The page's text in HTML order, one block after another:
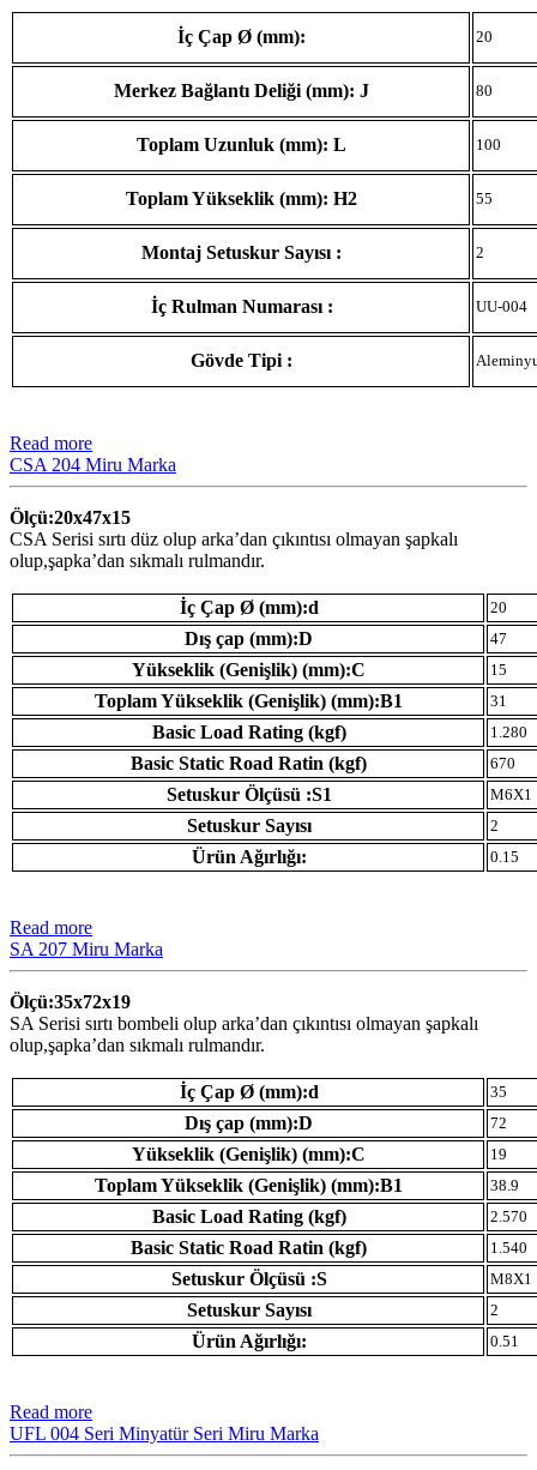
İç Çap Ø (mm): 20
Merkez Bağlantı Deliği (mm): J 80
Toplam Uzunluk (mm): L 100
Toplam Yükseklik (mm): H2 55
Montaj Setuskur Sayısı : 2
İç Rulman Numarası : UU-004
Gövde Tipi :
Read more
CSA 204 Miru Marka
Ölçü:20x47x15
CSA Serisi sırtı düz olup arka’dan çıkıntısı olmayan şapkalı
olup,şapka’dan sıkmalı rulmandır.
İç Çap Ø (mm):d 20
Dış çap (mm):D 47
Yükseklik (Genişlik) (mm):C 15
Toplam Yükseklik (Genişlik) (mm):B1 31
Basic Load Rating (kgf) 1.280
Basic Static Road Ratin (kgf) 670
Setuskur Ölçüsü :S1 M6X1
Setuskur Sayısı 2
Ürün Ağırlığı: 0.15
Read more
SA 207 Miru Marka
Ölçü:35x72x19
SA Serisi sırtı bombeli olup arka’dan çıkıntısı olmayan şapkalı
olup,şapka’dan sıkmalı rulmandır.
İç Çap Ø (mm):d 35
Dış çap (mm):D 72
Yükseklik (Genişlik) (mm):C 19
Toplam Yükseklik (Genişlik) (mm):B1 38.9
Basic Load Rating (kgf) 2.570
Basic Static Road Ratin (kgf) 1.540
Setuskur Ölçüsü :S M8X1
Setuskur Sayısı 2
Ürün Ağırlığı: 0.51
Read more
UFL 004 Seri Minyatür Seri Miru Marka